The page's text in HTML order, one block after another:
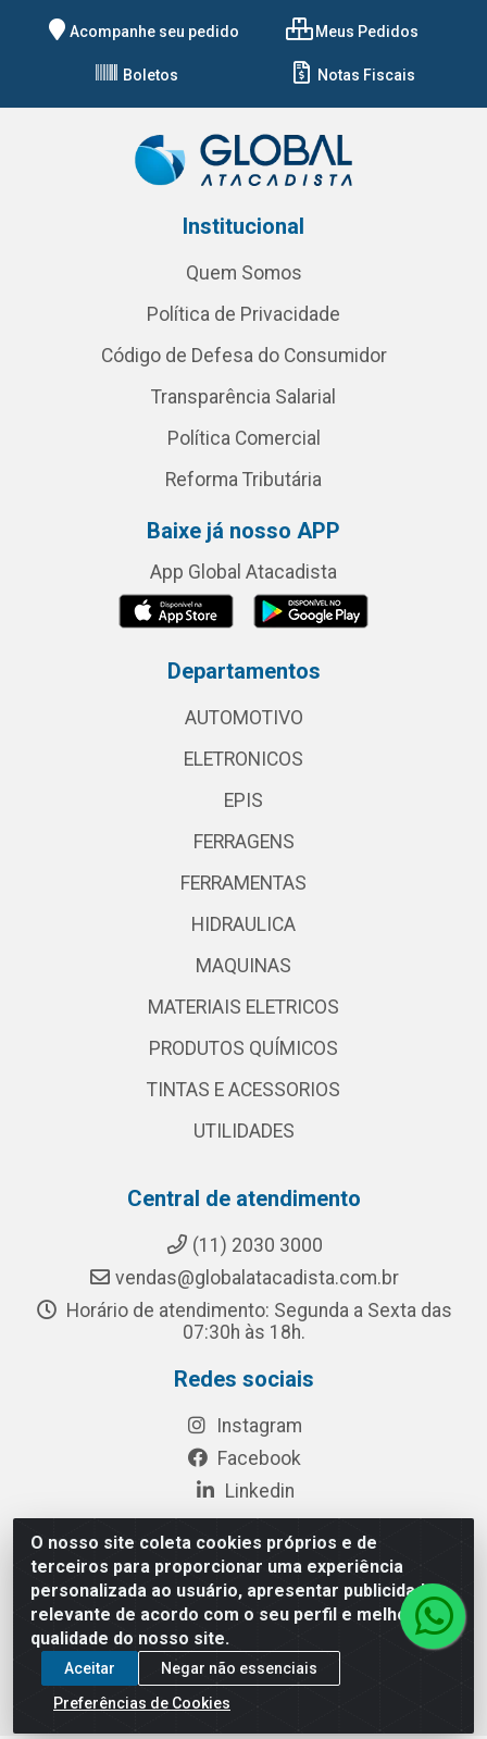
O nosso site coleta cookies próprios e de
terceiros para proporcionar uma experiência
personalizada ao usuário, apresentar publicidade
relevante de acordo com o seu perfil e melhorar a
qualidade do nosso site.
Aceitar
Negar não essenciais
Preferências de Cookies
Acompanhe seu pedido Meus Pedidos
Boletos Notas Fiscais
Institucional
Quem Somos
Política de Privacidade
Código de Defesa do Consumidor
Transparência Salarial
Política Comercial
Reforma Tributária
Baixe já nosso APP
App Global Atacadista
Departamentos
AUTOMOTIVO
ELETRONICOS
EPIS
FERRAGENS
FERRAMENTAS
HIDRAULICA
MAQUINAS
MATERIAIS ELETRICOS
PRODUTOS QUÍMICOS
TINTAS E ACESSORIOS
UTILIDADES
Central de atendimento
(11) 2030 3000
vendas@globalatacadista.com.br
Horário de atendimento: Segunda a Sexta das
07:30h às 18h.
Redes sociais
Instagram
Facebook
Linkedin
Rua Chipuê, 117 - S. Miguel Paulista São Paulo/SP - CEP
08010-260- CNPJ: 03.010.739/0001-72